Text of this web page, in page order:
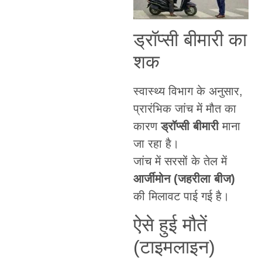
ड्रॉप्सी बीमारी का
शक
स्वास्थ्य विभाग के अनुसार,
प्रारंभिक जांच में मौत का
कारणड्रॉप्सी बीमारीमाना
जा रहा है।
जांच में सरसों के तेल में
आर्जीमोन (जहरीला बीज)
की मिलावट पाई गई है।
ऐसे हुई मौतें
(टाइमलाइन)